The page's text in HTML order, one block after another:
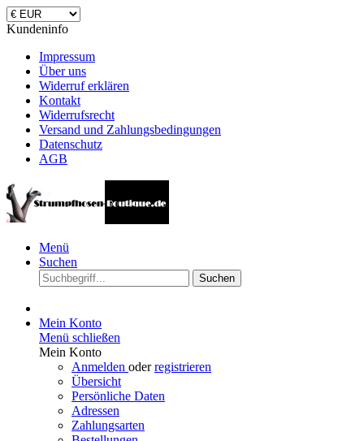
Kundeninfo
Impressum
Über uns
Widerruf erklären
Kontakt
Widerrufsrecht
Versand und Zahlungsbedingungen
Datenschutz
AGB
Menü
Suchen
Suchen
Mein Konto
Menü schließen
Mein Konto
Anmelden oderregistrieren
Übersicht
Persönliche Daten
Adressen
Zahlungsarten